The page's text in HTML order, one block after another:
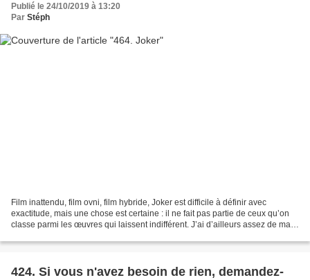
Publié le 24/10/2019 à 13:20
Par Stéph
Film inattendu, film ovni, film hybride, Joker est difficile à définir avec
exactitude, mais une chose est certaine : il ne fait pas partie de ceux qu’on
classe parmi les œuvres qui laissent indifférent. J’ai d’ailleurs assez de mal
424. Si vous n'avez besoin de rien, demandez-